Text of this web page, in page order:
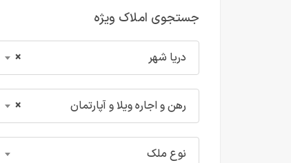
جستجوی املاک ویژه
× دریا شهر
× رهن و اجاره ویلا و آپارتمان
نوع ملک